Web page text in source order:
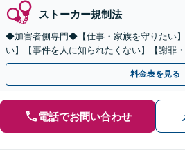
ストーカー規制法
◆加害者側専門◆【仕事・家族を守りたい
い】【事件を人に知られたくない】【謝罪・
料金表を見る
電話でお問い合わせ